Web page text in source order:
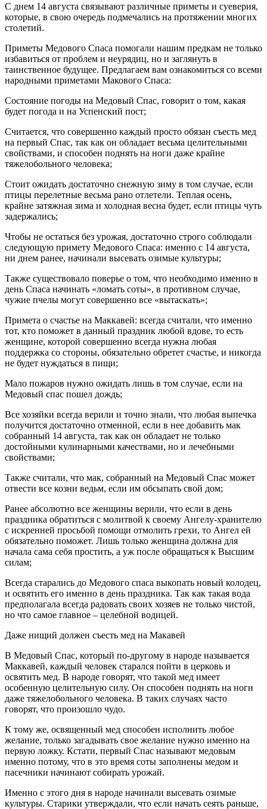
С днем 14 августа связывают различные приметы и суеверия,
которые, в свою очередь подмечались на протяжении многих
столетий.
Приметы Медового Спаса помогали нашим предкам не только
избавиться от проблем и неурядиц, но и заглянуть в
таинственное будущее. Предлагаем вам ознакомиться со всеми
народными приметами Макового Спаса:
Состояние погоды на Медовый Спас, говорит о том, какая
будет погода и на Успенский пост;
Считается, что совершенно каждый просто обязан съесть мед
на первый Спас, так как он обладает весьма целительными
свойствами, и способен поднять на ноги даже крайне
тяжелобольного человека;
Стоит ожидать достаточно снежную зиму в том случае, если
птицы перелетные весьма рано отлетели. Теплая осень,
крайне затяжная зима и холодная весна будет, если птицы чуть
задержались;
Чтобы не остаться без урожая, достаточно строго соблюдали
следующую примету Медового Спаса: именно с 14 августа,
ни днем ранее, начинали высевать озимые культуры;
Также существовало поверье о том, что необходимо именно в
день Спаса начинать «ломать соты», в противном случае,
чужие пчелы могут совершенно все «вытаскать»;
Примета о счастье на Маккавей: всегда считали, что именно
тот, кто поможет в данный праздник любой вдове, то есть
женщине, которой совершенно всегда нужна любая
поддержка со стороны, обязательно обретет счастье, и никогда
не будет нуждаться в пищи;
Мало пожаров нужно ожидать лишь в том случае, если на
Медовый спас пошел дождь;
Все хозяйки всегда верили и точно знали, что любая выпечка
получится достаточно отменной, если в нее добавить мак
собранный 14 августа, так как он обладает не только
достойными кулинарными качествами, но и лечебными
свойствами;
Также считали, что мак, собранный на Медовый Спас может
отвести все козни ведьм, если им обсыпать свой дом;
Ранее абсолютно все женщины верили, что если в день
праздника обратиться с молитвой к своему Ангелу-хранителю
с искренней просьбой помощи отмолить грехи, то Ангел ей
обязательно поможет. Лишь только женщина должна для
начала сама себя простить, а уж после обращаться к Высшим
силам;
Всегда старались до Медового спаса выкопать новый колодец,
и освятить его именно в день праздника. Так как такая вода
предполагала всегда радовать своих хозяев не только чистой,
но что самое главное – целебной водицей.
Даже нищий должен съесть мед на Макавей
В Медовый Спас, который по-другому в народе называется
Маккавей, каждый человек старался пойти в церковь и
освятить мед. В народе говорят, что такой мед имеет
особенную целительную силу. Он способен поднять на ноги
даже тяжелобольного человека. В таких случаях часто
говорят, что произошло чудо.
К тому же, освященный мед способен исполнить любое
желание, только загадывать свое желание нужно именно на
первую ложку. Кстати, первый Спас называют медовым
именно потому, что в это время соты заполнены медом и
пасечники начинают собирать урожай.
Именно с этого дня в народе начинали высевать озимые
культуры. Старики утверждали, что если начать сеять раньше,